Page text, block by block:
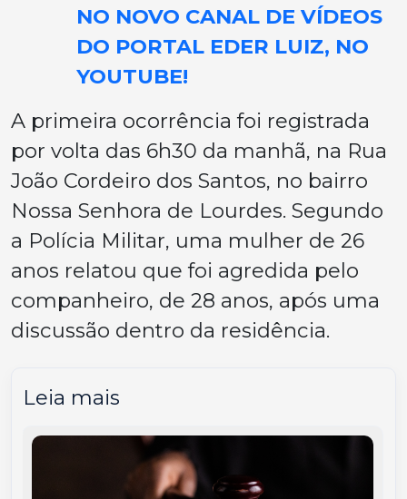
NO NOVO CANAL DE VÍDEOS
DO PORTAL EDER LUIZ, NO
YOUTUBE!
A primeira ocorrência foi registrada
por volta das 6h30 da manhã, na Rua
João Cordeiro dos Santos, no bairro
Nossa Senhora de Lourdes. Segundo
a Polícia Militar, uma mulher de 26
anos relatou que foi agredida pelo
companheiro, de 28 anos, após uma
discussão dentro da residência.
Leia mais